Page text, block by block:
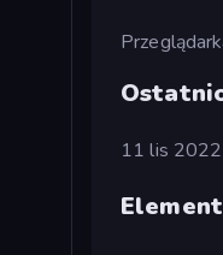
11 lis 2022